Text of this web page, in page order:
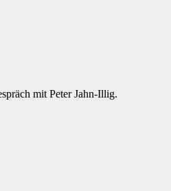
mit Peter Jahn-Illig.